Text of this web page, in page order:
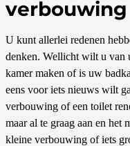
U kunt allerlei redenen
denken. Wellicht wilt u van
kamer maken of is uw
eens voor iets nieuws wilt
verbouwing of een toilet
maar al te graag aan en het
kleine verbouwing of iets